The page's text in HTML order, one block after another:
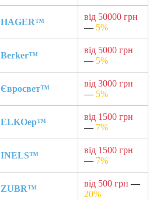
HAGER™
від 50000 грн
— 5%
Berker™
від 5000 грн
— 5%
Євросвет™
від 3000 грн
— 5%
ELKOep™
від 1500 грн
— 7%
INELS™
від 1500 грн
— 7%
ZUBR™
від 500 грн —
20%